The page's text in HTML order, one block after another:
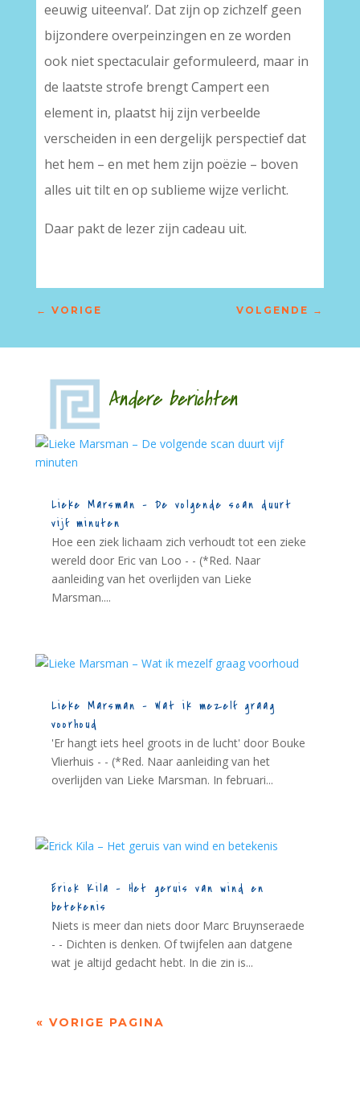
eeuwig uiteenval’. Dat zijn op zichzelf geen
bijzondere overpeinzingen en ze worden
ook niet spectaculair geformuleerd, maar in
de laatste strofe brengt Campert een
element in, plaatst hij zijn verbeelde
verscheiden in een dergelijk perspectief dat
het hem – en met hem zijn poëzie – boven
alles uit tilt en op sublieme wijze verlicht.
Daar pakt de lezer zijn cadeau uit.
← VORIGE VOLGENDE →
Andere berichten
Lieke Marsman – De volgende scan duurt
vijf minuten
Hoe een ziek lichaam zich verhoudt tot een zieke
wereld door Eric van Loo - - (*Red. Naar
aanleiding van het overlijden van Lieke
Marsman....
Lieke Marsman – Wat ik mezelf graag
voorhoud
'Er hangt iets heel groots in de lucht' door Bouke
Vlierhuis - - (*Red. Naar aanleiding van het
overlijden van Lieke Marsman. In februari...
Erick Kila – Het geruis van wind en
betekenis
Niets is meer dan niets door Marc Bruynseraede
- - Dichten is denken. Of twijfelen aan datgene
wat je altijd gedacht hebt. In die zin is...
« VORIGE PAGINA